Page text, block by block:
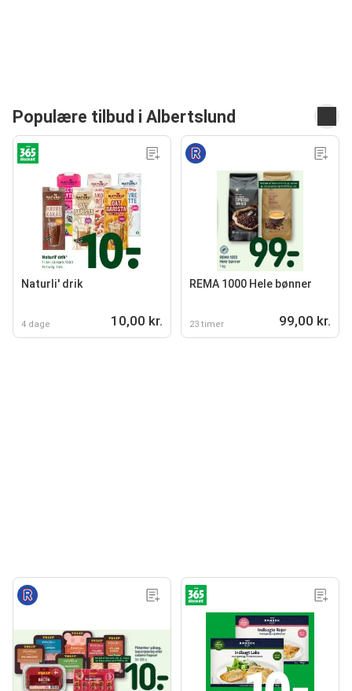
Populære tilbud i Albertslund
Naturli' drik
4 dage 10,00 kr.
REMA 1000 Hele bønner
23 timer 99,00 kr.